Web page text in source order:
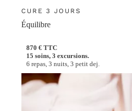
CURE 3 JOURS
Équilibre
870 € TTC
15 soins, 3 excursions.
6 repas, 3 nuits, 3 petit dej.